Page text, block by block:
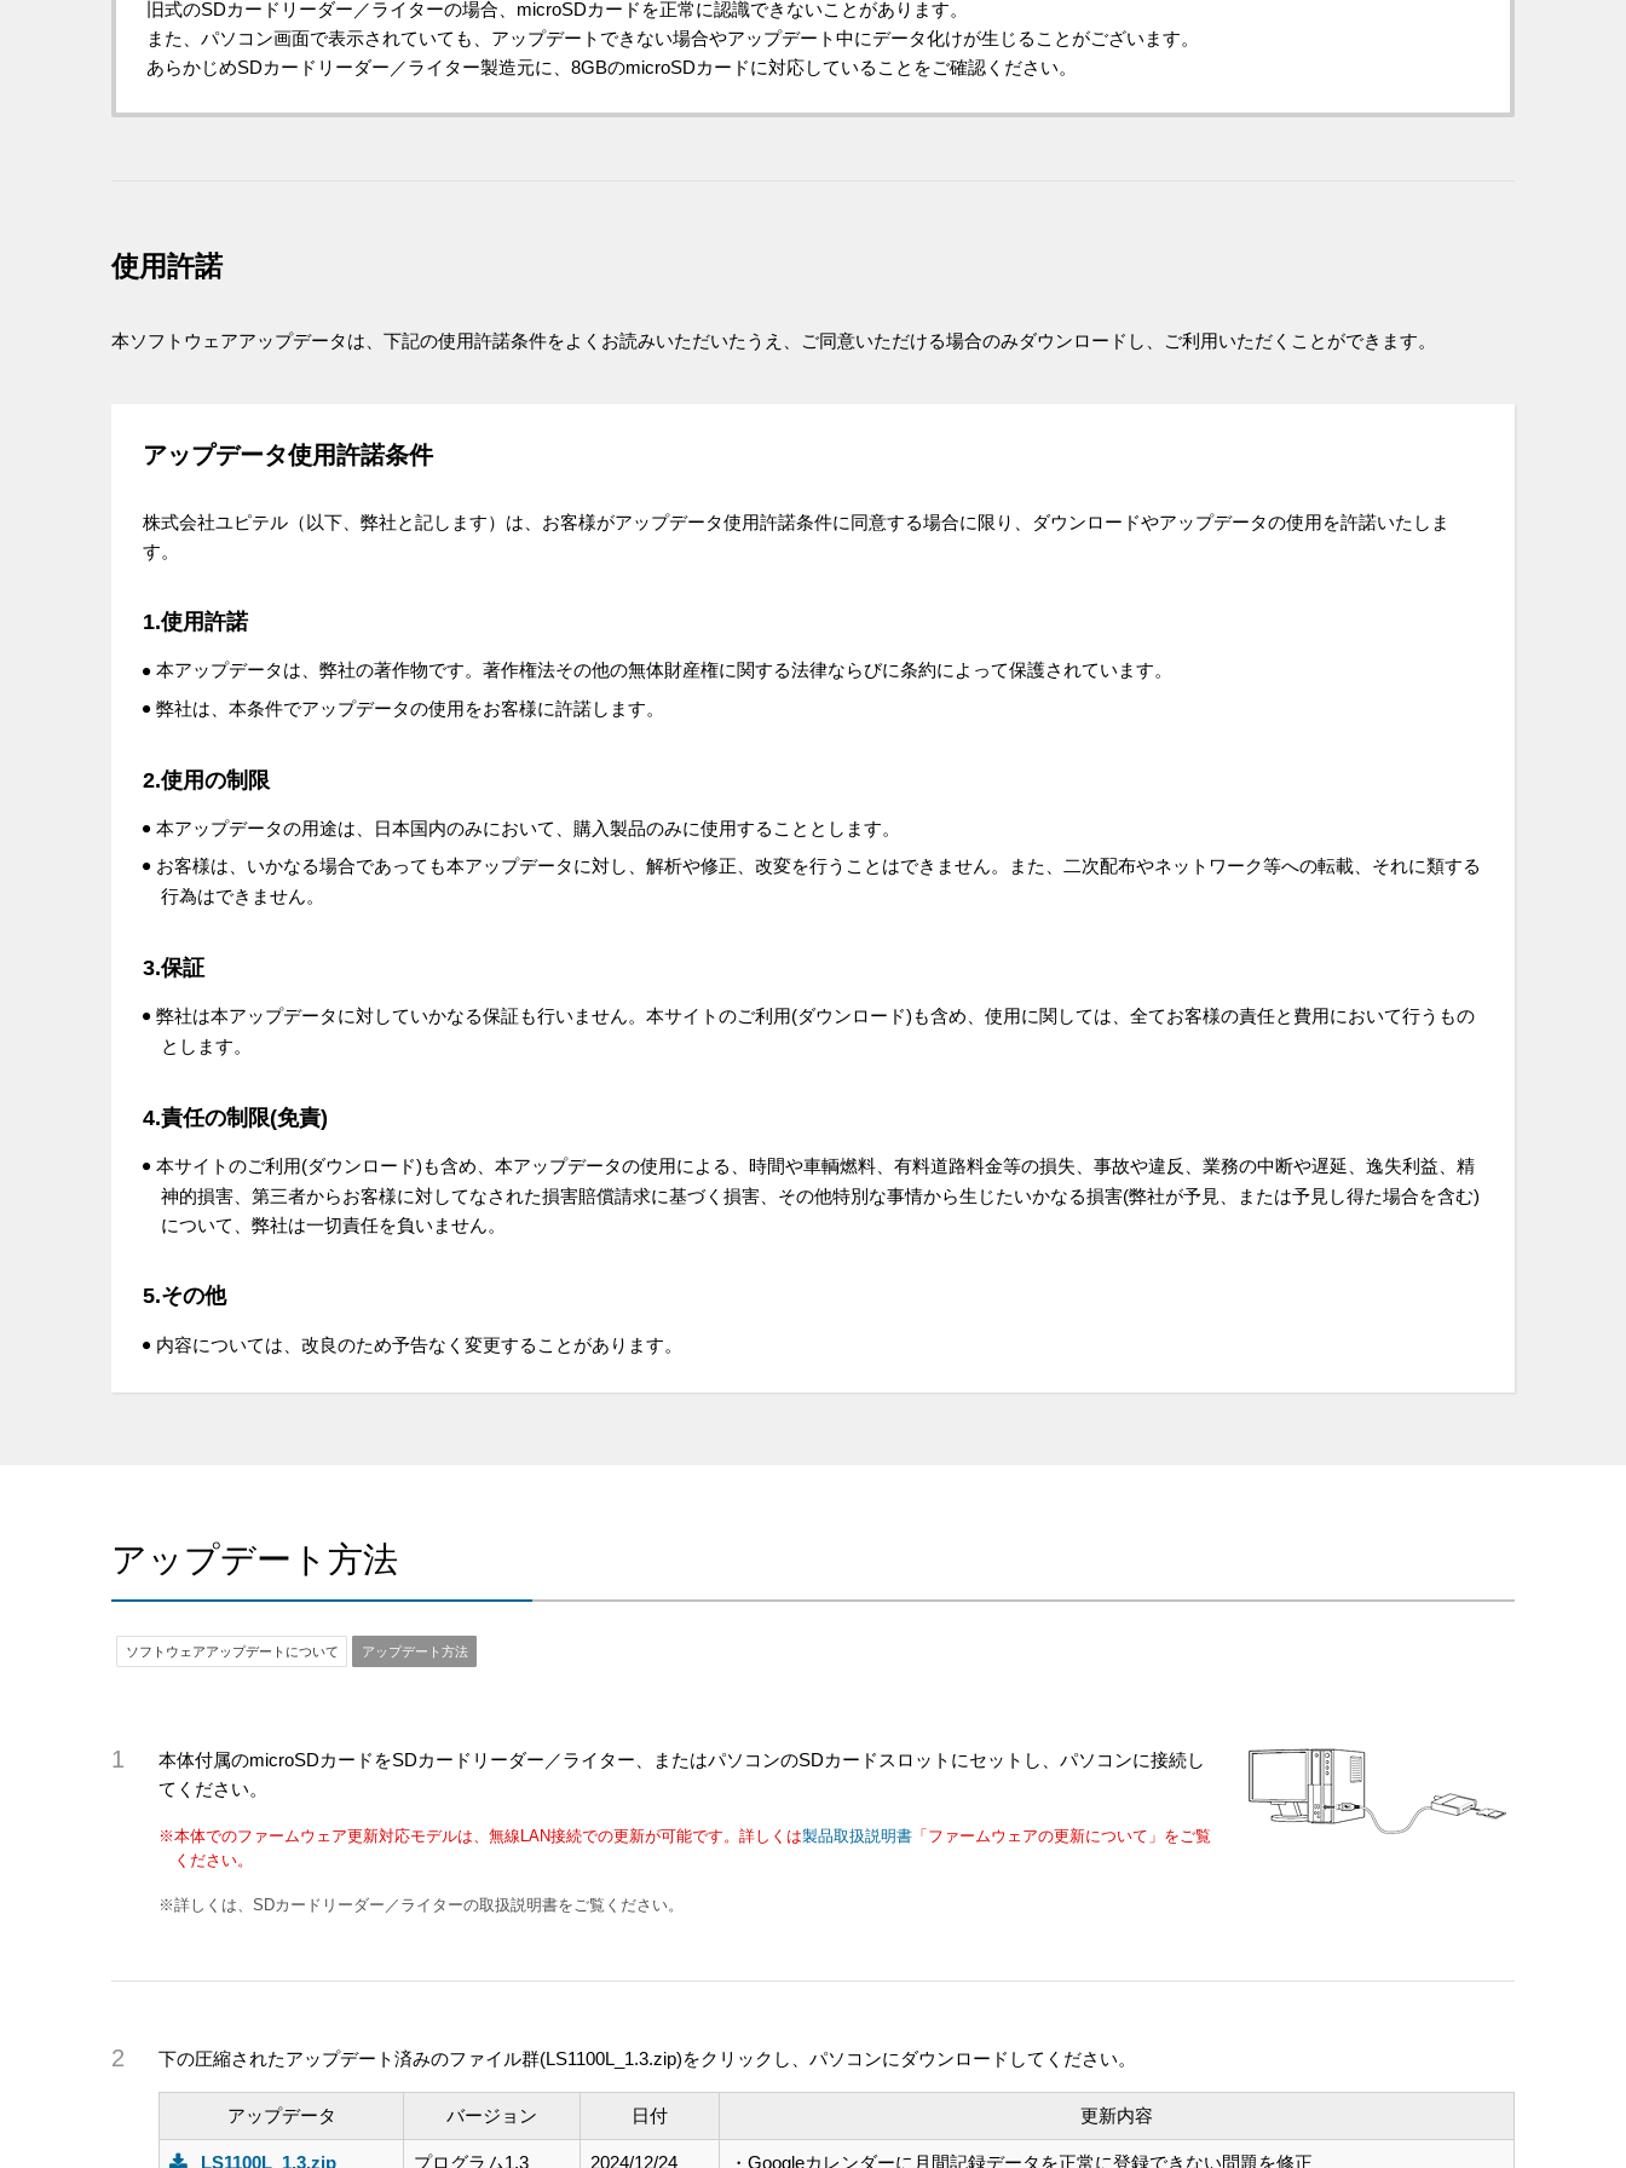
旧式のSDカードリーダー／ライターの場合、microSDカードを正常に認識できないことがあります。
また、パソコン画面で表示されていても、アップデートできない場合やアップデート中にデータ化けが生じることがございます。
あらかじめSDカードリーダー／ライター製造元に、8GBのmicroSDカードに対応していることをご確認ください。
使用許諾
本ソフトウェアアップデータは、下記の使用許諾条件をよくお読みいただいたうえ、ご同意いただける場合のみダウンロードし、ご利用いただくことができます。
アップデータ使用許諾条件
株式会社ユピテル（以下、弊社と記します）は、お客様がアップデータ使用許諾条件に同意する場合に限り、ダウンロードやアップデータの使用を許諾いたしま
す。
1.使用許諾
本アップデータは、弊社の著作物です。著作権法その他の無体財産権に関する法律ならびに条約によって保護されています。
弊社は、本条件でアップデータの使用をお客様に許諾します。
2.使用の制限
本アップデータの用途は、日本国内のみにおいて、購入製品のみに使用することとします。
お客様は、いかなる場合であっても本アップデータに対し、解析や修正、改変を行うことはできません。また、二次配布やネットワーク等への転載、それに類する
行為はできません。
3.保証
弊社は本アップデータに対していかなる保証も行いません。本サイトのご利用(ダウンロード)も含め、使用に関しては、全てお客様の責任と費用において行うもの
とします。
4.責任の制限(免責)
本サイトのご利用(ダウンロード)も含め、本アップデータの使用による、時間や車輌燃料、有料道路料金等の損失、事故や違反、業務の中断や遅延、逸失利益、精
神的損害、第三者からお客様に対してなされた損害賠償請求に基づく損害、その他特別な事情から生じたいかなる損害(弊社が予見、または予見し得た場合を含む)
について、弊社は一切責任を負いません。
5.その他
内容については、改良のため予告なく変更することがあります。
アップデート方法
ソフトウェアアップデートについて アップデート方法
本体付属のmicroSDカードをSDカードリーダー／ライター、またはパソコンのSDカードスロットにセットし、パソコンに接続し
てください。
※本体でのファームウェア更新対応モデルは、無線LAN接続での更新が可能です。詳しくは製品取扱説明書 「ファームウェアの更新について」をご覧
ください。
※詳しくは、SDカードリーダー／ライターの取扱説明書をご覧ください。
下の圧縮されたアップデート済みのファイル群(LS1100L_1.3.zip)をクリックし、パソコンにダウンロードしてください。
アップデータ バージョン 日付 更新内容
LS1100L_1.3.zip プログラム1.3 2024/12/24 ・Googleカレンダーに月間記録データを正常に登録できない問題を修正